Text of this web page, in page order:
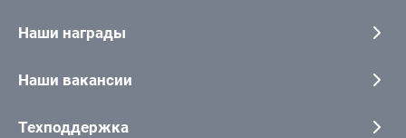
Наши награды
Наши вакансии
Техподдержка